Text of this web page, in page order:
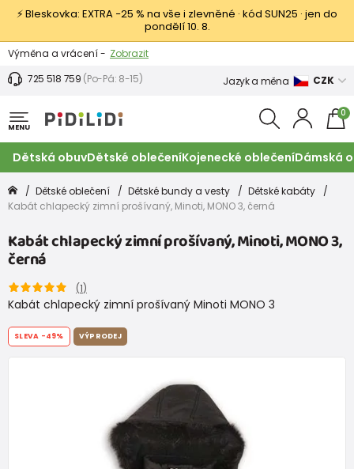
⚡ Bleskovka: EXTRA −25 % na vše i zlevněné · kód SUN25 · jen do
pondělí 10. 8.
Výměna a vrácení - Zobrazit
Sleva 100 Kč na první nákup -
725 518 759 (Po-Pá: 8-15) Jazyk a měna CZK
MENU
0
Dětská obuvDětské oblečeníKojenecké oblečeníDámská
Dětské oblečení Dětské bundy a vesty
Dětské kabáty
Kabát chlapecký zimní prošívaný, Minoti, MONO 3, černá
Kabát chlapecký zimní prošívaný, Minoti, MONO 3,
černá
(1)
Kabát chlapecký zimní prošívaný Minoti MONO 3
SLEVA -49% VÝPRODEJ